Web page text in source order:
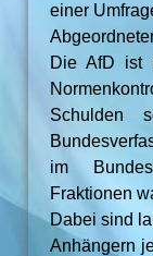
einer
Die AfD ist
Schulden
im
Fraktionen
Dabei sind
Anhängern